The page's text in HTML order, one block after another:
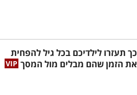
כך תעזרו לילדיכם בכל גיל להפחית
את הזמן שהם מבלים מול המסך